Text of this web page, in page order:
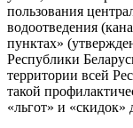
пользования
водоотведения
пунктах»
Республики
территории всей
такой
«льгот» и «скидок»